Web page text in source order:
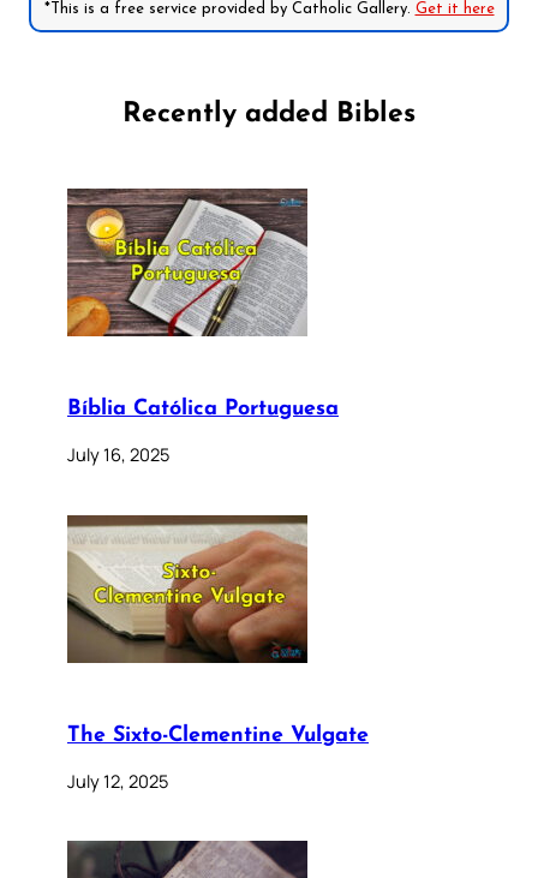
*This is a free service provided by Catholic Gallery. Get it here
Recently added Bibles
Bíblia Católica Portuguesa
July 16, 2025
The Sixto-Clementine Vulgate
July 12, 2025